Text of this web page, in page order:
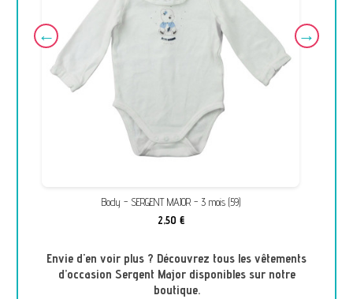
Body - SERGENT MAJOR - 3 mois (59)
2,50 €
Envie d'en voir plus ? Découvrez tous les vêtements
d’occasion Sergent Major disponibles sur notre
boutique.